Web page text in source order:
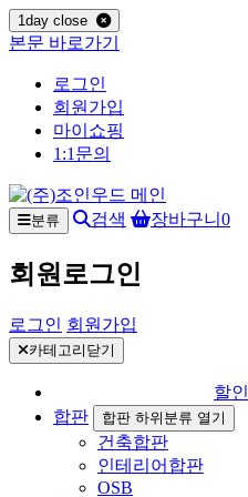
1day close
본문 바로가기
로그인
회원가입
마이쇼핑
1:1문의
분류 검색 장바구니 0
회원로그인
로그인 회원가입
카테고리닫기
할인
합판
합판 하위분류 열기
건축합판
인테리어합판
OSB